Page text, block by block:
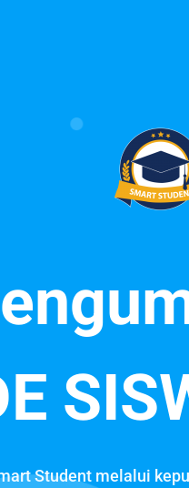
Student melalui